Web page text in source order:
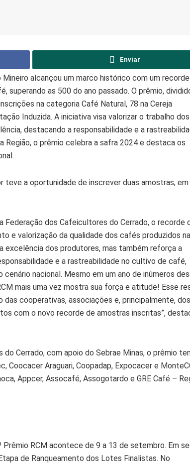
Enviar
Mineiro alcançou um marco histórico com um
superando as 500 do ano passado. O prêmio,
na categoria Café Natural, 78 na Cereja
Induzida. A iniciativa visa valorizar o trabalho dos
destacando a responsabilidade e a
Região, o prêmio celebra a safra 2024 e destaca os
teve a oportunidade de inscrever duas amostras, em
Federação dos Cafeicultores do Cerrado, o recorde
e valorização da qualidade dos cafés produzidos na
excelência dos produtores, mas também reforça a
e a rastreabilidade no cultivo de café,
nacional. Mesmo em um ano de inúmeros
mais uma vez mostra sua força e atitude! Esse
cooperativas, associações e, principalmente, dos
com o novo recorde de amostras inscritas”,
Cerrado, com apoio do Sebrae Minas, o prêmio
Coocacer Araguari, Coopadap, Expocacer e
Appcer, Assocafé, Assogotardo e GRE Café –
RCM acontece de 9 a 13 de setembro. Em
de Ranqueamento dos Lotes Finalistas. No